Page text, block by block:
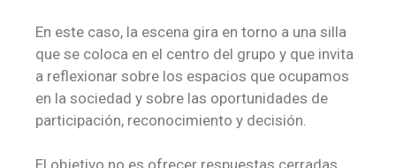
En este caso, la escena gira en torno a una silla
que se coloca en el centro del grupo y que invita
a reflexionar sobre los espacios que ocupamos
en la sociedad y sobre las oportunidades de
participación, reconocimiento y decisión.
El objetivo no es ofrecer respuestas cerradas,